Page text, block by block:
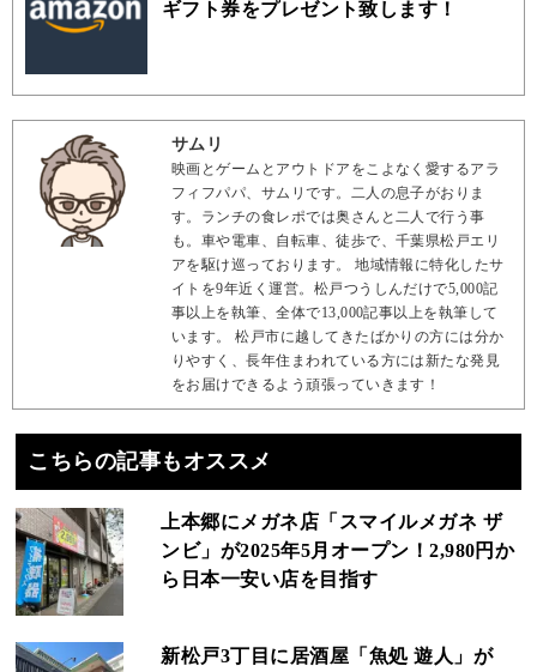
ギフト券をプレゼント致します！
サムリ
映画とゲームとアウトドアをこよなく愛するアラ
フィフパパ、サムリです。二人の息子がおりま
す。ランチの食レポでは奥さんと二人で行う事
も。車や電車、自転車、徒歩で、千葉県松戸エリ
アを駆け巡っております。 地域情報に特化したサ
イトを9年近く運営。松戸つうしんだけで5,000記
事以上を執筆、全体で13,000記事以上を執筆して
います。 松戸市に越してきたばかりの方には分か
りやすく、長年住まわれている方には新たな発見
をお届けできるよう頑張っていきます！
こちらの記事もオススメ
上本郷にメガネ店「スマイルメガネ ザ
ンビ」が2025年5月オープン！2,980円か
ら日本一安い店を目指す
新松戸3丁目に居酒屋「魚処 遊人」が